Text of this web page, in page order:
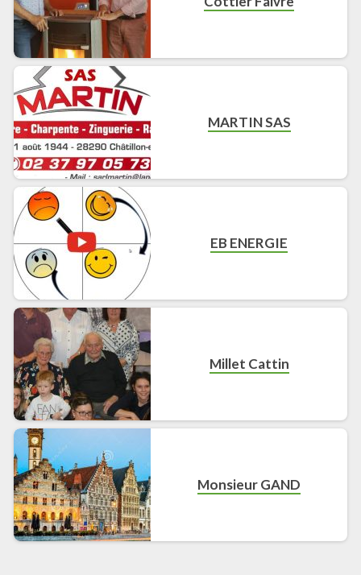
MARTIN SAS
EB ENERGIE
Millet Cattin
Monsieur GAND